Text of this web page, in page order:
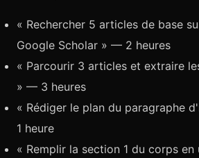
« Rechercher 5 articles de base
Google Scholar » — 2 heures
« Parcourir 3 articles et extraire
» — 3 heures
« Rédiger le plan du paragraphe
1 heure
« Remplir la section 1 du corps